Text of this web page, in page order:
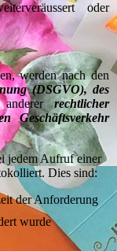
oder
werden nach den
(DSGVO), des
rechtlicher
Geschäfts­verkehr
jedem Aufruf einer
Dies sind:
der Anforderung
wurde